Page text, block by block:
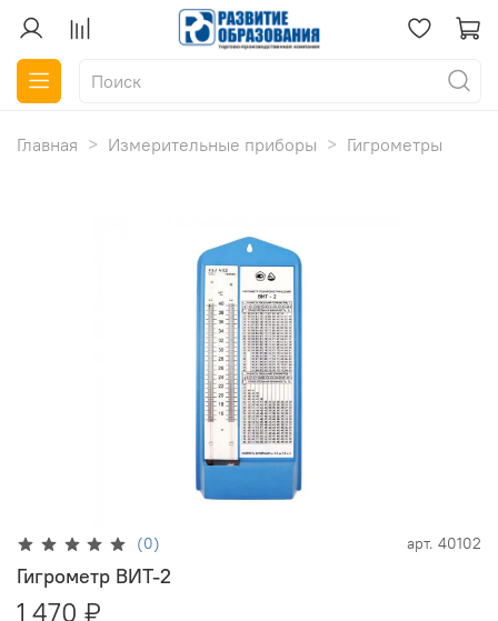
Главная Измерительные приборы Гигрометры
(0) арт. 40102
Гигрометр ВИТ-2
1 470 ₽